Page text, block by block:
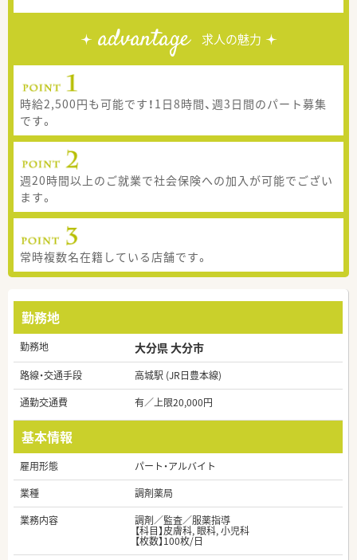
advantage 求人の魅力
時給2,500円も可能です！1日8時間、週3日間のパート募集
です。
週20時間以上のご就業で社会保険への加入が可能でござい
ます。
常時複数名在籍している店舗です。
勤務地
勤務地 大分県 大分市
路線・交通手段
高城駅 (JR日豊本線)
通勤交通費
有／上限20,000円
基本情報
雇用形態
パート・アルバイト
業種
調剤薬局
業務内容
調剤／監査／服薬指導
【科目】皮膚科, 眼科, 小児科
【枚数】100枚/日